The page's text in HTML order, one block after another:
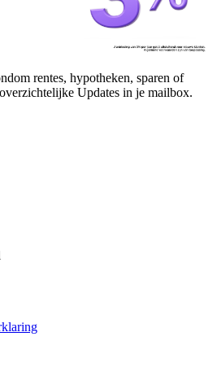
rentes, hypotheken, sparen of
Updates in je mailbox.